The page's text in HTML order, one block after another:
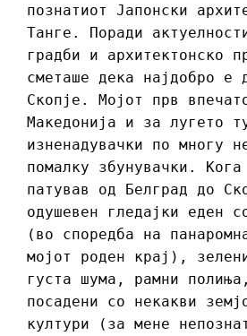
познатиот Јапонски
Танге. Поради
градби и архитектонско
сметаше дека најдобро е
Скопје. Мојот прв
Македонија и за лугето
изненадувачки по многу
помалку збунувачки.
патував од Белград до
одушевен гледајки еден
(во споредба на
мојот роден крај),
густа шума, рамни
посадени со некакви
култури (за мене